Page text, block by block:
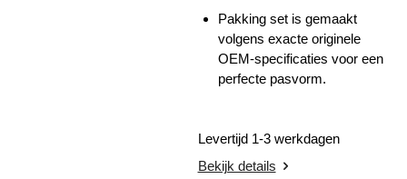
Pakking set is gemaakt
volgens exacte originele
OEM-specificaties voor een
perfecte pasvorm.
Levertijd 1-3 werkdagen
Bekijk details